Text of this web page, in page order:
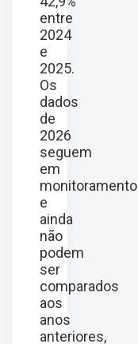
entre
2024
e
2025.
Os
dados
de
2026
seguem
em
monitoramento
e
ainda
não
podem
ser
comparados
aos
anos
anteriores,